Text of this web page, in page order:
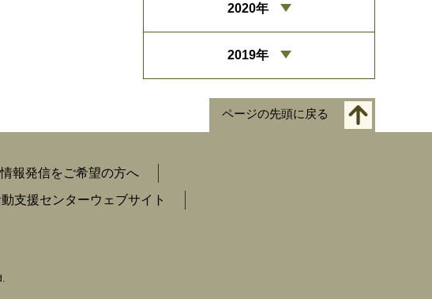
2020年
2019年
ページの先頭に戻る
情報発信をご希望の方へ
支援センターウェブサイト